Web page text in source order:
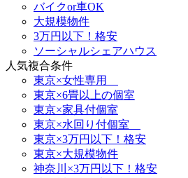
バイクor車OK
大規模物件
3万円以下！格安
ソーシャルシェアハウス
人気複合条件
東京×女性専用
東京×6畳以上の個室
東京×家具付個室
東京×水回り付個室
東京×3万円以下！格安
東京×大規模物件
神奈川×3万円以下！格安